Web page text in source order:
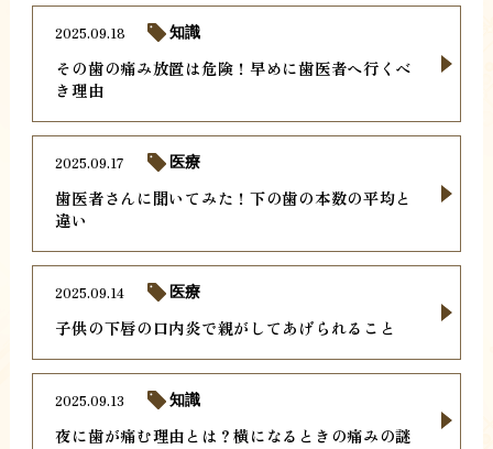
その歯の痛み放置は危険！早めに歯医者へ行くべ
き理由
2025.09.18 知識
歯医者さんに聞いてみた！下の歯の本数の平均と
違い
2025.09.17 医療
子供の下唇の口内炎で親がしてあげられること
2025.09.14 医療
夜に歯が痛む理由とは？横になるときの痛みの謎
2025.09.13 知識